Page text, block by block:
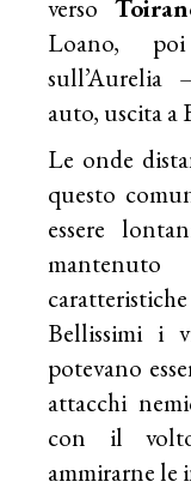
verso
Loano,
auto, uscita a
Le onde
questo
essere
Bellissimi i
potevano
attacchi
con il
ammirarne le